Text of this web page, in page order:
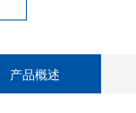
产品概述